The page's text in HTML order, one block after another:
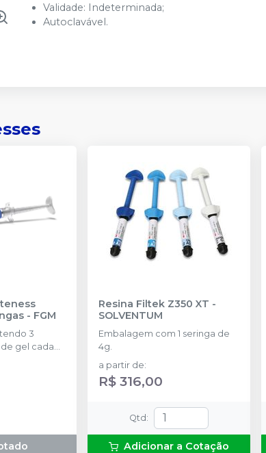
Validade: Indeterminada;
Autoclavável.
- FGM
3
gel cada
Resina Filtek Z350 XT -
SOLVENTUM
Embalagem com 1 seringa de
4g.
a partir de:
R$ 316,00
Qtd :
Adicionar a Cotação